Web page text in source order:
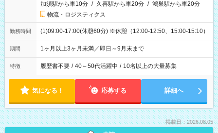
加須駅から車10分 / 久喜駅から車20分 / 鴻巣駅から車20分
物流・ロジスティクス
勤務時間 (1)09:00-17:00(休憩60分) ※休憩（12:00-12:50、15:00-15:10）
期間 1ヶ月以上3ヶ月未満／即日～9月末まで
特徴 履歴書不要 / 40～50代活躍中 / 10名以上の大量募集
気になる！ 応募する 詳細へ
掲載日：2026.08.05